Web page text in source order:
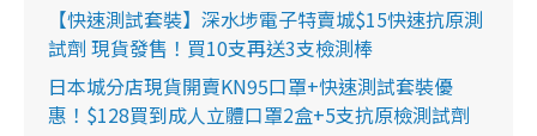
【快速測試套裝】深水埗電子特賣城$15快速抗原測
試劑 現貨發售！買10支再送3支檢測棒
日本城分店現貨開賣KN95口罩+快速測試套裝優
惠！$128買到成人立體口罩2盒+5支抗原檢測試劑